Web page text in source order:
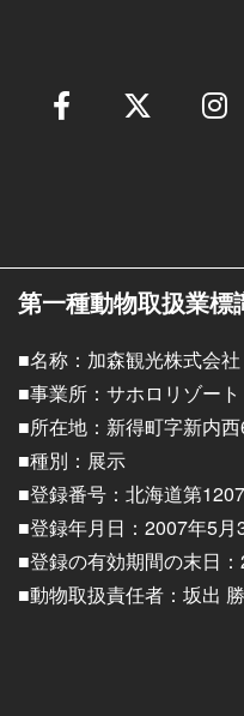
第一種動物取扱業標
■名称：加森観光株式会社
■事業所：サホロリゾー
■所在地：新得町字新内
■種別：展示
■登録番号：北海道第
■登録年月日：2007年5月
■登録の有効期間の末日
■動物取扱責任者：坂出 勝